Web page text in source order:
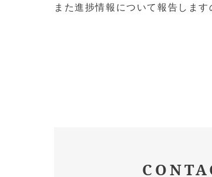
また進捗情報について報告しま